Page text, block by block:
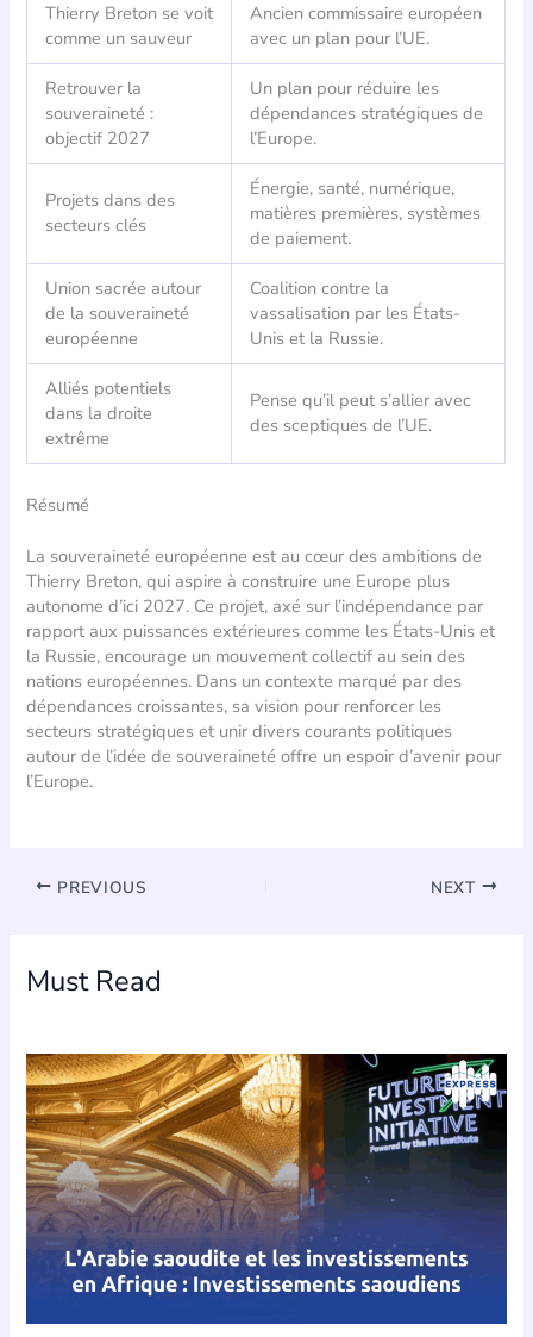
Thierry Breton se voit
comme un sauveur
Ancien commissaire européen
avec un plan pour l’UE.
Retrouver la
souveraineté :
objectif 2027
Un plan pour réduire les
dépendances stratégiques de
l’Europe.
Projets dans des
secteurs clés
Énergie, santé, numérique,
matières premières, systèmes
de paiement.
Union sacrée autour
de la souveraineté
européenne
Coalition contre la
vassalisation par les États-
Unis et la Russie.
Alliés potentiels
dans la droite
extrême
Pense qu’il peut s’allier avec
des sceptiques de l’UE.
Résumé
La souveraineté européenne est au cœur des ambitions de
Thierry Breton, qui aspire à construire une Europe plus
autonome d’ici 2027. Ce projet, axé sur l’indépendance par
rapport aux puissances extérieures comme les États-Unis et
la Russie, encourage un mouvement collectif au sein des
nations européennes. Dans un contexte marqué par des
dépendances croissantes, sa vision pour renforcer les
secteurs stratégiques et unir divers courants politiques
autour de l’idée de souveraineté offre un espoir d’avenir pour
l’Europe.
PREVIOUS NEXT
Must Read